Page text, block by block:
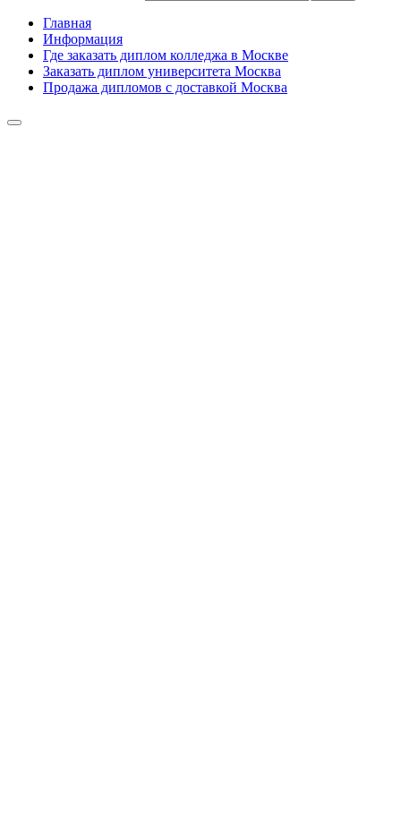
Главная
Информация
Где заказать диплом колледжа в Москве
Заказать диплом университета Москва
Продажа дипломов с доставкой Москва